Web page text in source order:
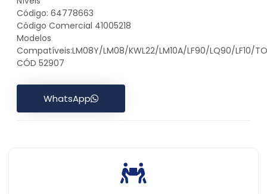
Código: 64778663
Código Comercial 41005218
Modelos
Compatíveis:LM08Y/LM08/KWL22/LM10A/LF90/LQ90/LF10/
CÓD 52907
WhatsApp